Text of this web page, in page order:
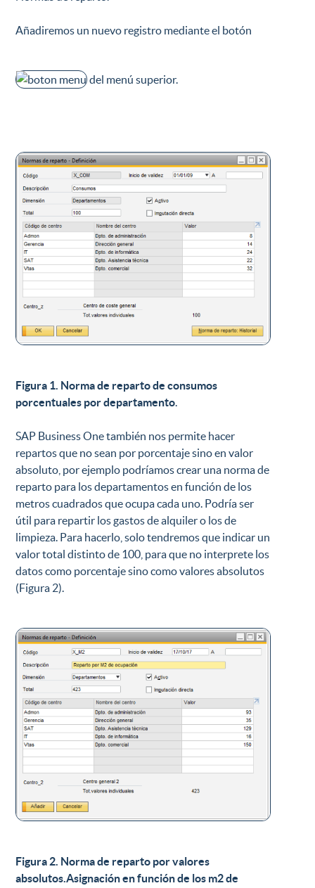
Añadiremos un nuevo registro mediante el botón
del menú superior.
Figura 1. Norma de reparto de consumos
porcentuales por departamento.
SAP Business One también nos permite hacer
repartos que no sean por porcentaje sino en valor
absoluto, por ejemplo podríamos crear una norma de
reparto para los departamentos en función de los
metros cuadrados que ocupa cada uno. Podría ser
útil para repartir los gastos de alquiler o los de
limpieza. Para hacerlo, solo tendremos que indicar un
valor total distinto de 100, para que no interprete los
datos como porcentaje sino como valores absolutos
(Figura 2).
Figura 2. Norma de reparto por valores
absolutos.Asignación en función de los m2 de